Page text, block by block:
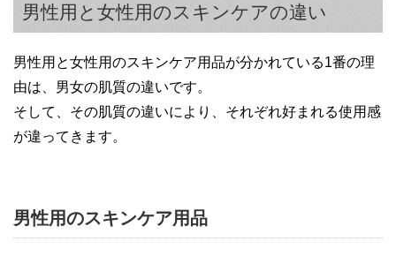
男性用と女性用のスキンケアの違い
男性用と女性用のスキンケア用品が分かれている1番の理
由は、男女の肌質の違いです。
そして、その肌質の違いにより、それぞれ好まれる使用感
が違ってきます。
男性用のスキンケア用品